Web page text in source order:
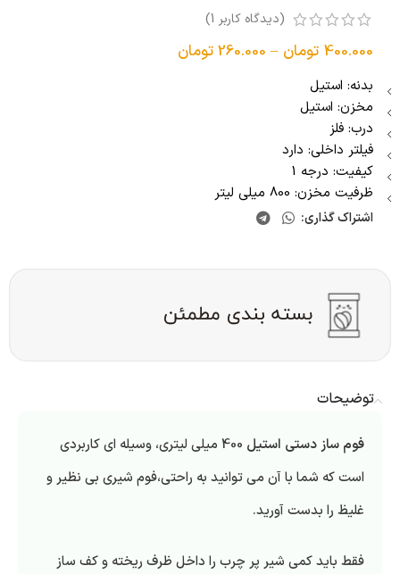
(دیدگاه کاربر 1
)
400.000 تومان –
260.000تومان
بدنه: استیل
مخزن: استیل
درب: فلز
فیلتر داخلی: دارد
کیفیت: درجه 1
ظرفیت مخزن: 800 میلی لیتر
اشتراک گذاری:
توضیحات
فوم ساز دستی استیل
400 میلی لیتری، وسیله ای کاربردی
است که شما با آن می توانید به راحتی،فوم شیری بی نظیر و
غلیظ را بدست آورید.
فقط باید کمی شیر پر چرب را داخل ظرف ریخته و کف ساز